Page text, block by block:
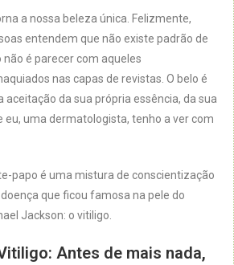
a nossa beleza única. Felizmente,
entendem que não existe padrão de
não é parecer com aqueles
nas capas de revistas. O belo é
aceitação da sua própria essência, da sua
eu, uma dermatologista, tenho a ver com
papo é uma mistura de conscientização
que ficou famosa na pele do
Jackson: o vitiligo.
Antes de mais nada,